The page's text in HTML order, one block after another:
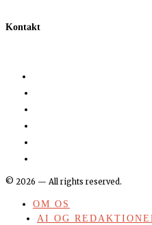
Kontakt
© 2026 — All rights reserved.
OM OS
AI OG